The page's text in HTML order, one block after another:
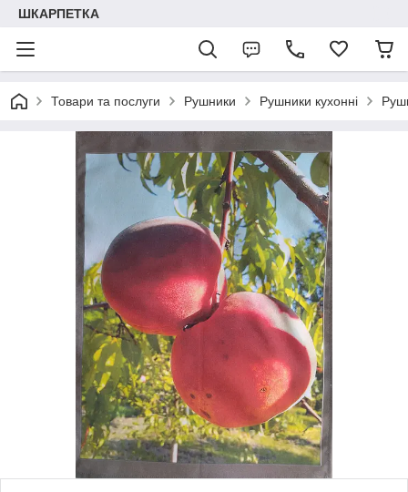
ШКАРПЕТКА
Товари та послуги Рушники Рушники кухонні